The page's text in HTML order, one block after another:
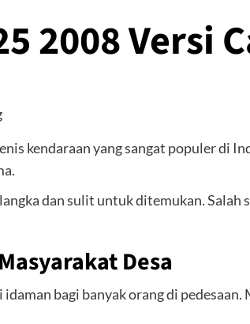
2008 Versi
kendaraan yang sangat populer di
dan sulit untuk ditemukan.
Desa
bagi banyak orang di